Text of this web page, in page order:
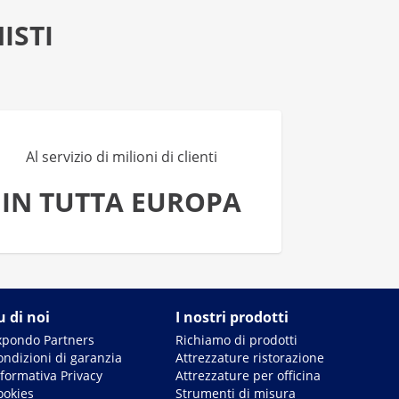
Al servizio di milioni di clienti
IN TUTTA EUROPA
di noi
Partners
di garanzia
Privacy
I nostri prodotti
Richiamo di prodotti
Attrezzature ristorazione
Attrezzature per officina
Strumenti di misura